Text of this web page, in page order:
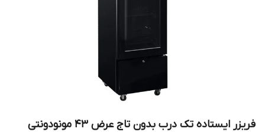
فریزر ایستاده تک درب بدون تاج عرض 43 مونودونتی